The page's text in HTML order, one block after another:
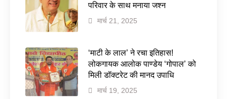
परिवार के साथ मनाया जश्न
मार्च 21, 2025
‘माटी के लाल’ ने रचा इतिहास!
लोकगायक आलोक पाण्डेय ‘गोपाल’ को
मिली डॉक्टरेट की मानद उपाधि
मार्च 19, 2025